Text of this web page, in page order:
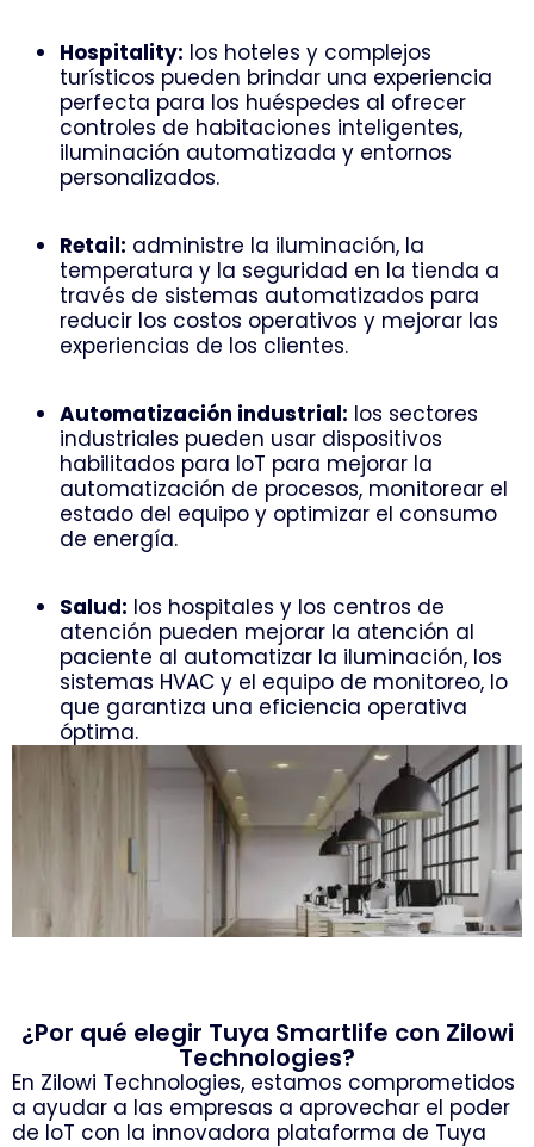
Hospitality: los hoteles y complejos
turísticos pueden brindar una experiencia
perfecta para los huéspedes al ofrecer
controles de habitaciones inteligentes,
iluminación automatizada y entornos
personalizados.
Retail: administre la iluminación, la
temperatura y la seguridad en la tienda a
través de sistemas automatizados para
reducir los costos operativos y mejorar las
experiencias de los clientes.
Automatización industrial: los sectores
industriales pueden usar dispositivos
habilitados para IoT para mejorar la
automatización de procesos, monitorear el
estado del equipo y optimizar el consumo
de energía.
Salud: los hospitales y los centros de
atención pueden mejorar la atención al
paciente al automatizar la iluminación, los
sistemas HVAC y el equipo de monitoreo, lo
que garantiza una eficiencia operativa
óptima.
¿Por qué elegir Tuya Smartlife con Zilowi
Technologies?
En Zilowi ​​Technologies, estamos comprometidos
a ayudar a las empresas a aprovechar el poder
de IoT con la innovadora plataforma de Tuya